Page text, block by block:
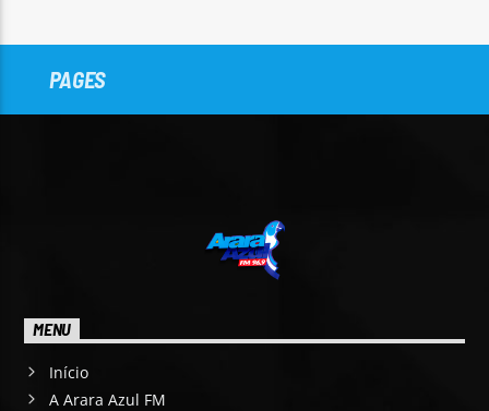
PAGES
MENU
Início
A Arara Azul FM